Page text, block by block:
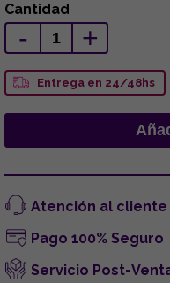
Cantidad
- +
Entrega en 24/48hs
Atención al
Pago 100% Seguro
Servicio Post-